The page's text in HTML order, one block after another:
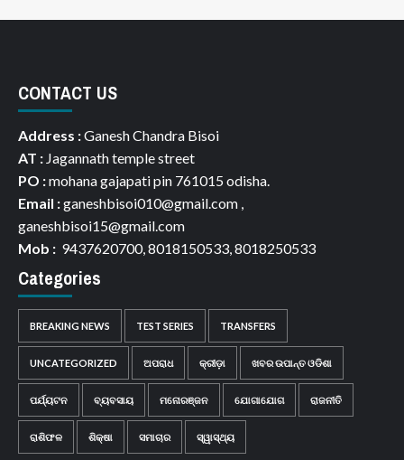
CONTACT US
Address :Ganesh Chandra Bisoi
AT : Jagannath temple street
PO :mohana gajapati pin 761015 odisha.
Email :ganeshbisoi010@gmail.com ,
ganeshbisoi15@gmail.com
Mob : 9437620700, 8018150533, 8018250533
Categories
BREAKING NEWS TEST SERIES TRANSFERS
UNCATEGORIZED ଅପରାଧ କ୍ରୀଡ଼ା ଖବର ଉପାନ୍ତ ଓଡିଶା
ପର୍ଯ୍ୟଟନ ବ୍ୟବସାୟ ମନୋରଞ୍ଜନ ଯୋଗାଯୋଗ ରାଜନୀତି
ରାଶିଫଳ ଶିକ୍ଷା ସମାଚାର ସ୍ୱାସ୍ଥ୍ୟ